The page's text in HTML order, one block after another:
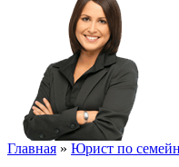
Главная » Юрист по